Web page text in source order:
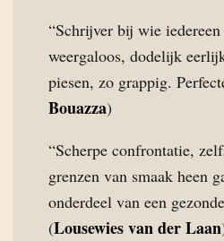
“Schrijver bij wie
weergaloos, dodelijk
piesen, zo grappig.
Bouazza)
“Scherpe confrontatie,
grenzen van smaak heen
onderdeel van een
(Lousewies van der Laan